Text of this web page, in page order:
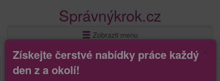
Správnýkrok.cz
Zobrazit menu
Získejte čerstvé nabídky práce každý
den z a okolí!